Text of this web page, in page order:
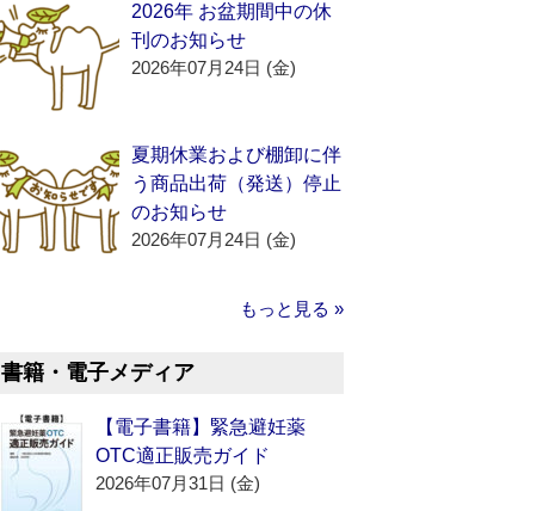
2026年 お盆期間中の休
刊のお知らせ
2026年07月24日 (金)
夏期休業および棚卸に伴
う商品出荷（発送）停止
のお知らせ
2026年07月24日 (金)
もっと見る »
書籍・電子メディア
【電子書籍】緊急避妊薬
OTC適正販売ガイド
2026年07月31日 (金)